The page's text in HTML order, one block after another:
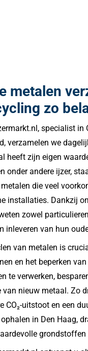
metalen
zo
specialist in
verzamelen we
heeft zijn eigen
onder andere ijzer,
die veel
installaties. Dankzij
zowel
inleveren van hun
van metalen is
en het beperken
te verwerken,
van nieuw metaal. Zo
CO₂-uitstoot en een
in Den Haag,